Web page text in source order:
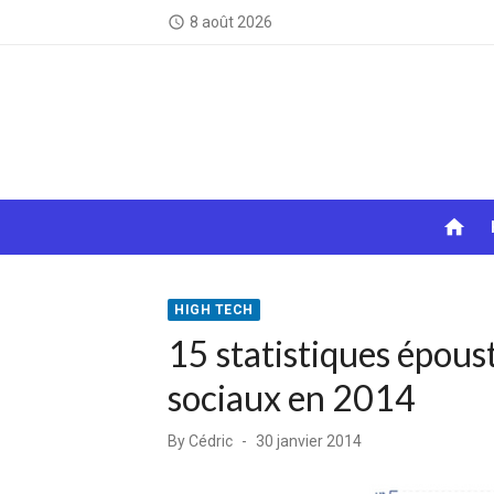
access_time 8 août 2026
home
HIGH TECH
15 statistiques
sociaux en 2014
ByCédric
Posted
30 janvier 2014